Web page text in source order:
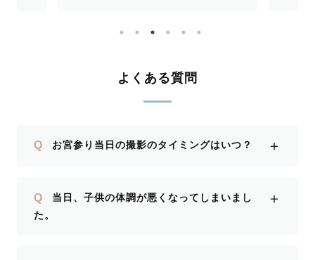
したいです！よくある質問
Q お宮参り当日の撮影のタイミングはいつ？ ＋
Q
当日、子供の体調が悪くなってしまいまし
た。
＋